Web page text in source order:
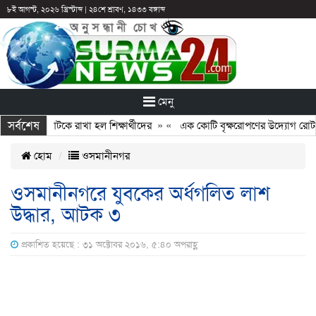
৮ই আগস্ট, ২০২৬ খ্রিস্টাব্দ| ২৪শে শ্রাবণ, ১৪৩৩ বঙ্গাব্দ
মেনু
সর্বশেষ
পরও আটকে রাখা হল শিক্ষার্থীদের» «এক কোটি বৃক্ষরোপণের উদ্যোগ
হোম ওসমানীনগর
ওসমানীনগরে যুবকের অর্ধগলিত লাশ
উদ্ধার, আটক ৩
প্রকাশিত হয়েছে : ৩১ অক্টোবর ২০১৬, ৫:৪০ অপরাহ্ণ